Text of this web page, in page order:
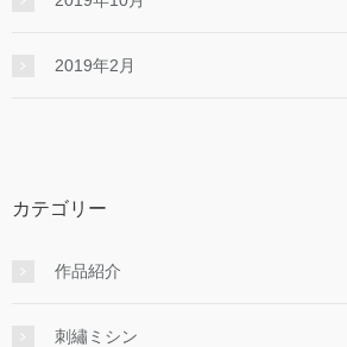
2019年2月
カテゴリー
作品紹介
刺繡ミシン